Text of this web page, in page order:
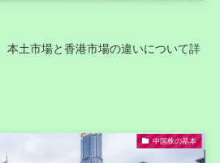
本土市場と香港市場の違いについて詳
中国株の基本